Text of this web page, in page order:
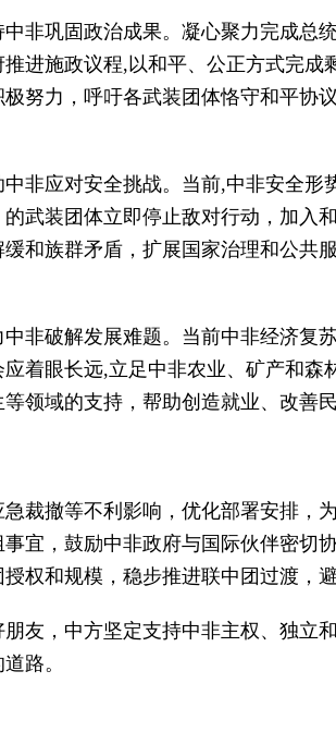
非巩固政治成果。凝心聚力完成总
进施政议程,以和平、公正方式完
努力，呼吁各武装团体恪守和平协
非应对安全挑战。当前,中非安全
武装团体立即停止敌对行动，加入
和族群矛盾，扩展国家治理和公共
非破解发展难题。当前中非经济复
着眼长远,立足中非农业、矿产和
领域的支持，帮助创造就业、改善
裁撤等不利影响，优化部署安排，
宜，鼓励中非政府与国际伙伴密切
权和规模，稳步推进联中团过渡，
友，中方坚定支持中非主权、独立
路。